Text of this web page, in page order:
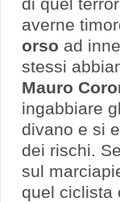
averne
orso ad
stessi
Mauro
ingabbiare
divano e si
dei rischi.
sul
quel ciclista